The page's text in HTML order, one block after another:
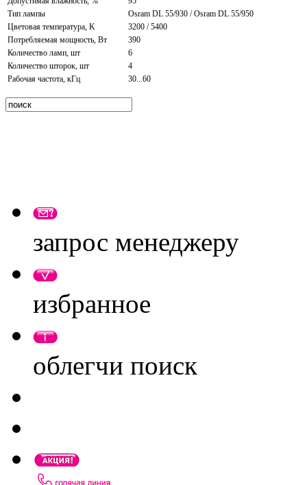
Тип лампы
Osram DL 55/930 / Osram DL 55/950
Цветовая температура, K
3200 / 5400
Потребляемая мощность, Вт
390
Количество ламп, шт
6
Количество шторок, шт
4
Рабочая частота, кГц
30...60
запрос менеджеру
избранное
облегчи поиск